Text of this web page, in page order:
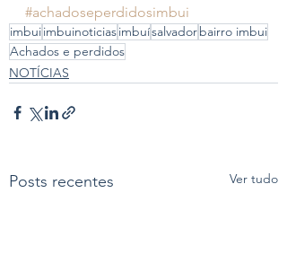
#achadoseperdidosimbui
imbuiimbuinoticiasimbuísalvadorbairro imbui
Achados e perdidos
NOTÍCIAS
Posts recentes Ver tudo